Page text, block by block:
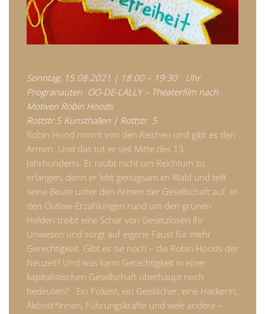
Sonntag, 15.08.2021 | 18.00 – 19:30 Uhr
Progranauten OO-DE-LALLY – Theaterfilm nach
Motiven Robin Hoods
Rottstr.5 Kunsthallen | Rottstr. 5
Robin Hood nimmt von den Reichen und gibt es den
Armen. Und das tut er seit Mitte des 13.
Jahrhunderts. Er raubt nicht um Reichtum zu
erlangen, denn er lebt genügsam im Wald und teilt
seine Beute unter den Armen der Gesellschaft auf. In
den Outlaw-Erzählungen rund um den grünen
Helden treibt eine Schar von Gesetzlosen ihr
Unwesen und sorgt auf eigene Faust für mehr
Gerechtigkeit. Gibt es sie noch – die Robin Hoods der
Neuzeit? Und was kann Gerechtigkeit in einer
kapitalistischen Gesellschaft überhaupt noch
bedeuten? Ein Polizist, ein Geistlicher, eine Hackerin,
Aktivist*innen, Führungskräfte und viele andere –